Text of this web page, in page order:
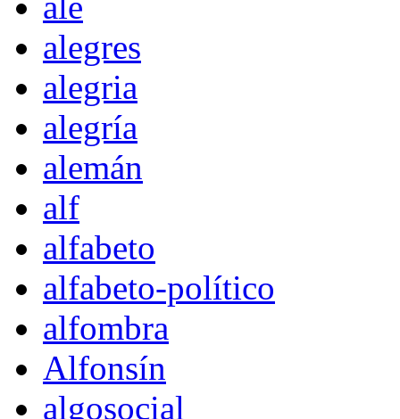
alegres
alegria
alegría
alemán
alf
alfabeto
alfabeto-político
alfombra
Alfonsín
algosocial